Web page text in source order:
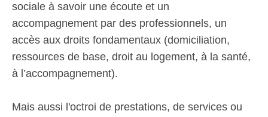
sociale à savoir une écoute et un
accompagnement par des professionnels, un
accès aux droits fondamentaux (domiciliation,
ressources de base, droit au logement, à la santé,
à l’accompagnement).
Mais aussi l'octroi de prestations, de services ou